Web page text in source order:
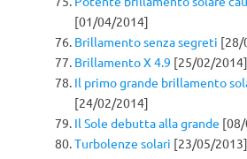
[01/04/2014]
Brillamento senza segreti [28/
Brillamento X 4.9 [25/02/2014]
Il primo grande brillamento
[24/02/2014]
Il Sole debutta alla grande
Turbolenze solari [23/05/2013]